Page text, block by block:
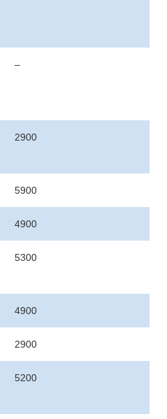
–
2900
5900
4900
5300
4900
2900
5200